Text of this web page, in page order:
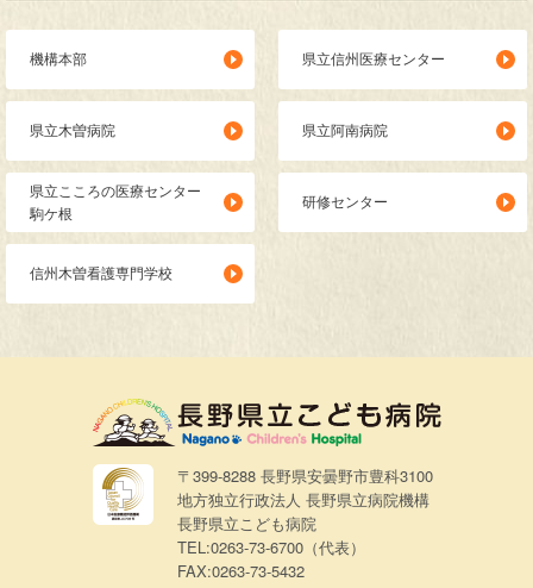
機構本部 県立信州医療センター
県立木曽病院 県立阿南病院
県立こころの医療センター
駒ケ根
研修センター
信州木曽看護専門学校
〒399-8288 長野県安曇野市豊科3100
地方独立行政法人 長野県立病院機構
長野県立こども病院
TEL:0263-73-6700（代表）
FAX:0263-73-5432